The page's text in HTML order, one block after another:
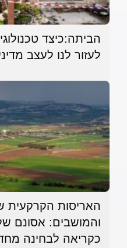
הביתה:כיצד
לעזור לנו לעצב
האריסות הקרקעית
והמושבים: אסונם
כקריאה לבחינה